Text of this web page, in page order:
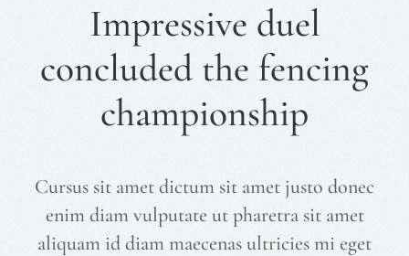
Impressive duel
concluded the fencing
championship
Cursus sit amet dictum sit amet justo donec
enim diam vulputate ut pharetra sit amet
aliquam id diam maecenas ultricies mi eget